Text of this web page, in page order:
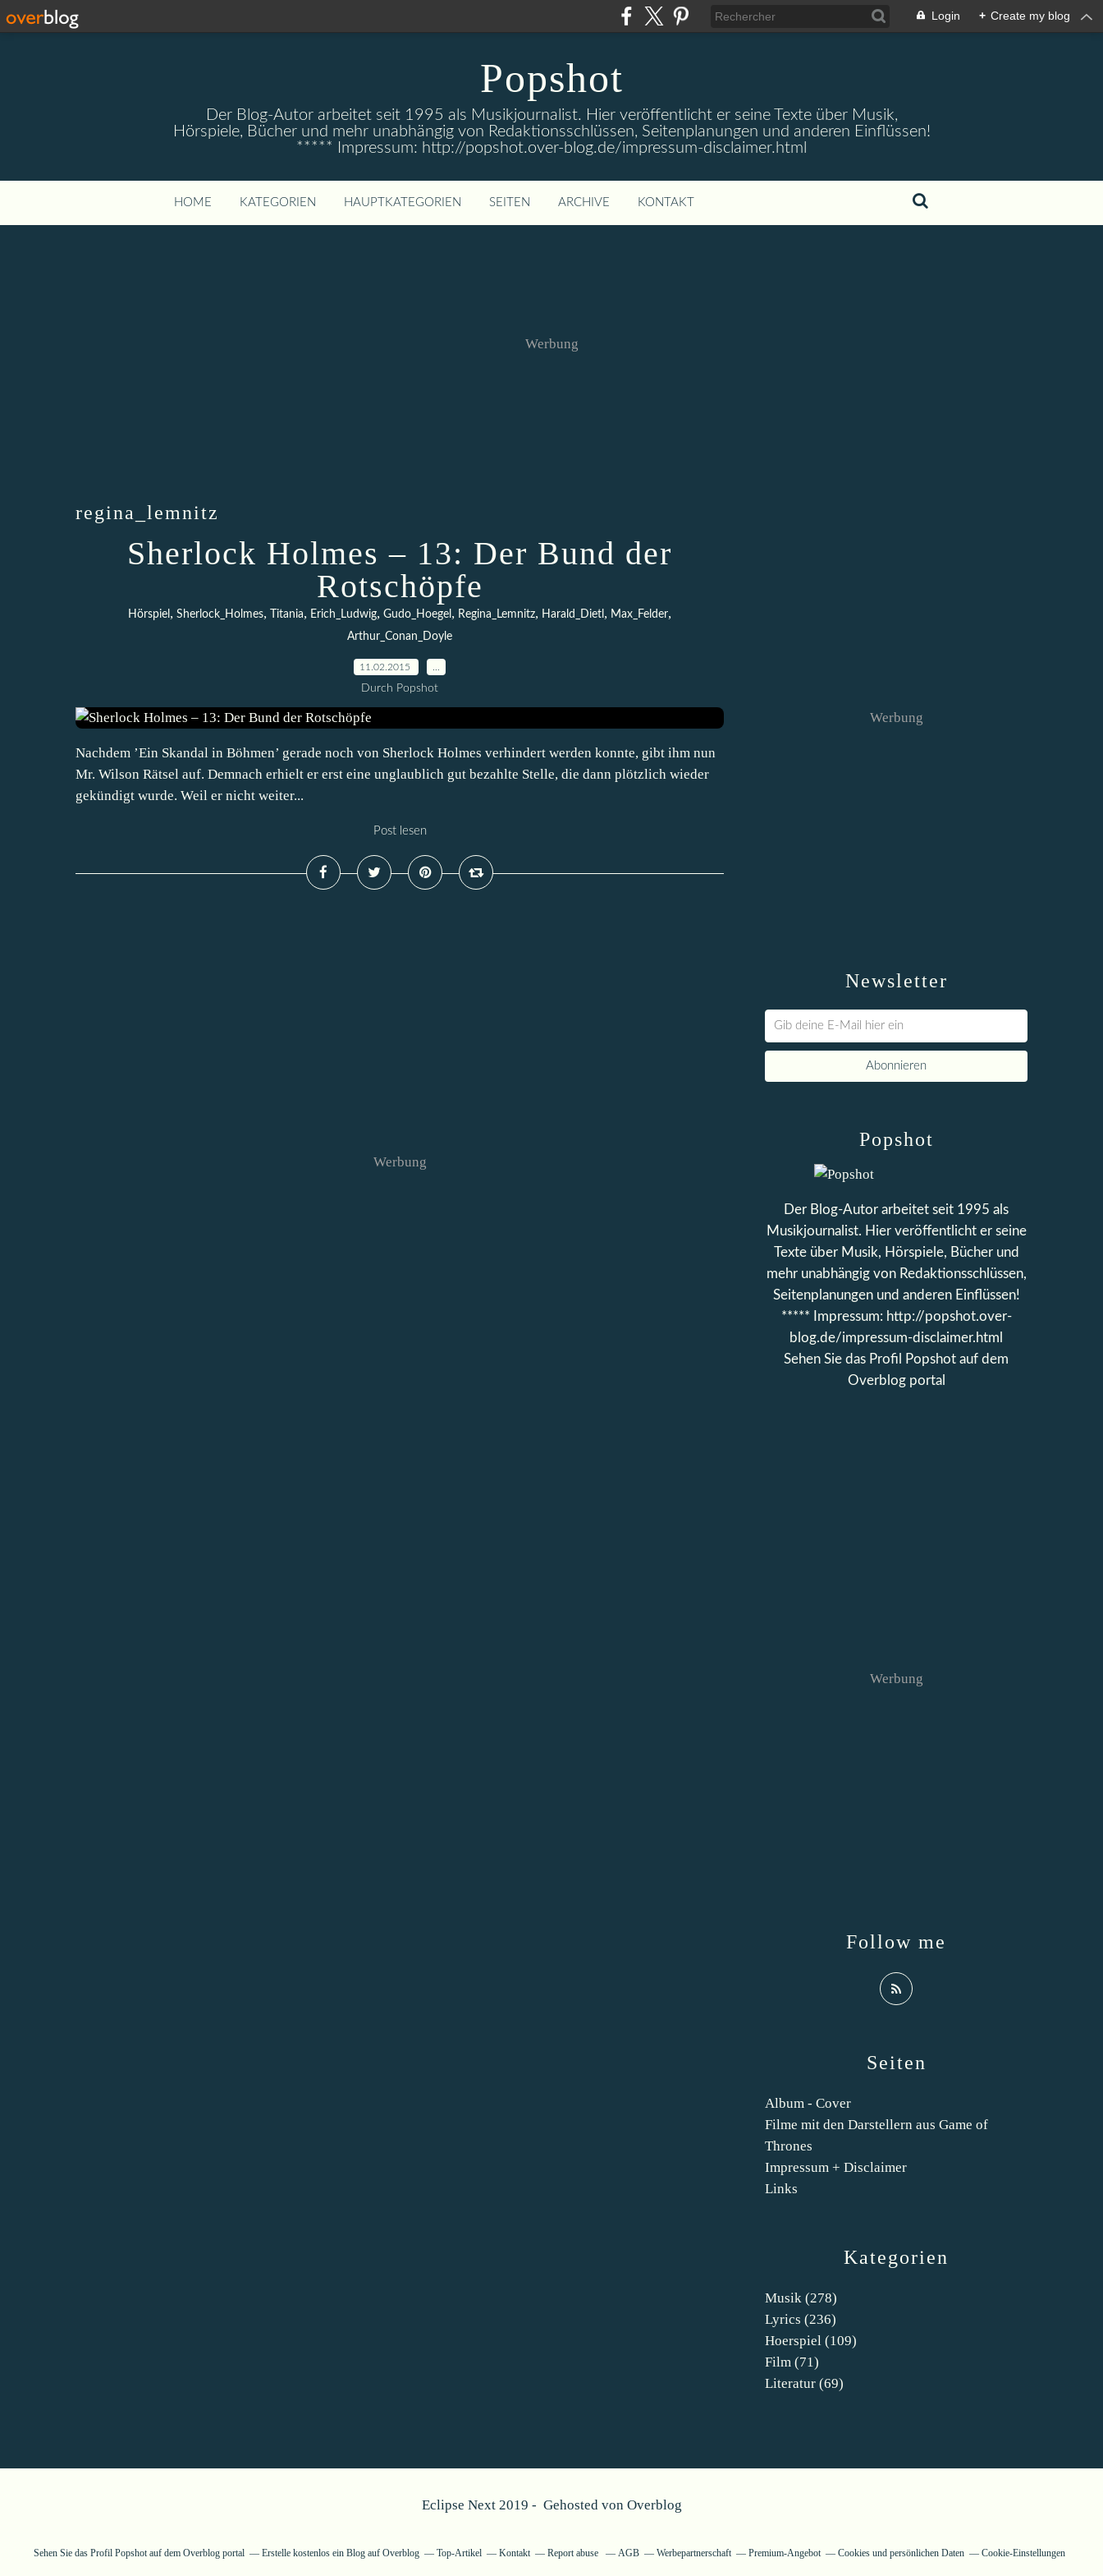
Login + Create my blog
Popshot
Der Blog-Autor arbeitet seit 1995 als Musikjournalist. Hier veröffentlicht er seine Texte über Musik,
Hörspiele, Bücher und mehr unabhängig von Redaktionsschlüssen, Seitenplanungen und anderen Einflüssen!
***** Impressum: http://popshot.over-blog.de/impressum-disclaimer.html
HOME KATEGORIEN HAUPTKATEGORIEN SEITEN ARCHIVE KONTAKT
Werbung
regina_lemnitz
Sherlock Holmes – 13: Der Bund der
Rotschöpfe
Hörspiel , Sherlock_Holmes, Titania, Erich_Ludwig, Gudo_Hoegel , Regina_Lemnitz, Harald_Dietl , Max_Felder,
Arthur_Conan_Doyle
11.02.2015
Durch Popshot
Nachdem ’Ein Skandal in Böhmen’ gerade noch von Sherlock Holmes verhindert werden konnte, gibt ihm nun
Mr. Wilson Rätsel auf. Demnach erhielt er erst eine unglaublich gut bezahlte Stelle, die dann plötzlich wieder
gekündigt wurde. Weil er nicht weiter...
Post lesen
Werbung
Newsletter
Werbung
Kategorien
Musik (278)
Lyrics (236)
Hoerspiel (109)
Film (71)
Literatur (69)
Seiten
Album - Cover
Filme mit den Darstellern aus Game of
Thrones
Impressum + Disclaimer
Links
Popshot
Der Blog-Autor arbeitet seit 1995 als
Musikjournalist. Hier veröffentlicht er seine
Texte über Musik, Hörspiele, Bücher und
mehr unabhängig von Redaktionsschlüssen,
Seitenplanungen und anderen Einflüssen!
***** Impressum: http://popshot.over-
blog.de/impressum-disclaimer.html
Sehen Sie das Profil
Popshot auf dem
Overblog portal
Follow me
Werbung
Eclipse Next 2019 - Gehosted von Overblog
Sehen Sie das Profil Popshotauf dem Overblog portal Erstelle kostenlos ein Blog auf Overblog Top-Artikel Kontakt Report abuse AGB Werbepartnerschaft Premium-Angebot Cookies und persönlichen Daten Cookie-Einstellungen